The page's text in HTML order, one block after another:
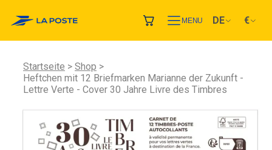
MENU DE €
Startseite
Shop
Heftchen mit 12 Briefmarken Marianne der Zukunft -
Lettre Verte - Cover 30 Jahre Livre des Timbres